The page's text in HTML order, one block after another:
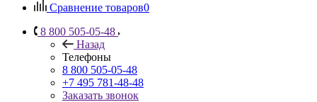
Сравнение товаров0
8 800 505-05-48
Назад
Телефоны
8 800 505-05-48
+7 495 781-48-48
Заказать звонок